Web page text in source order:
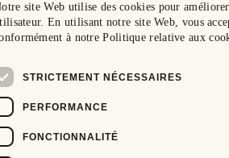
site Web utilise des cookies pour
En utilisant notre site Web, vous
à notre Politique relative aux
STRICTEMENT NÉCESSAIRES
PERFORMANCE
FONCTIONNALITÉ